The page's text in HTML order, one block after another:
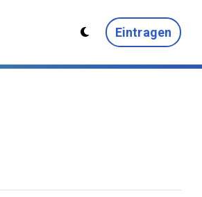
Eintragen